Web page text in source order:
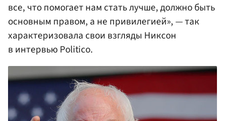
все, что помогает нам стать лучше, должно быть
основным правом, а не привилегией», — так
характеризовала свои взгляды Никсон
в интервью Politico.